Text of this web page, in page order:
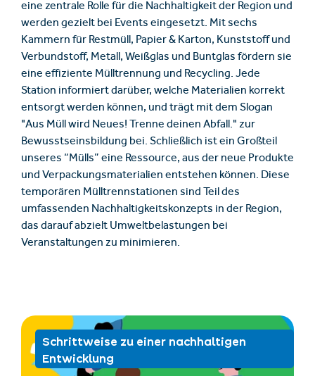
eine zentrale Rolle für die Nachhaltigkeit der Region und
werden gezielt bei Events eingesetzt. Mit sechs
Kammern für Restmüll, Papier & Karton, Kunststoff und
Verbundstoff, Metall, Weißglas und Buntglas fördern sie
eine effiziente Mülltrennung und Recycling. Jede
Station informiert darüber, welche Materialien korrekt
entsorgt werden können, und trägt mit dem Slogan
"Aus Müll wird Neues! Trenne deinen Abfall." zur
Bewusstseinsbildung bei. Schließlich ist ein Großteil
unseres “Mülls” eine Ressource, aus der neue Produkte
und Verpackungsmaterialien entstehen können. Diese
temporären Mülltrennstationen sind Teil des
umfassenden Nachhaltigkeitskonzepts in der Region,
das darauf abzielt Umweltbelastungen bei
Veranstaltungen zu minimieren.
Schrittweise zu einer nachhaltigen
Entwicklung